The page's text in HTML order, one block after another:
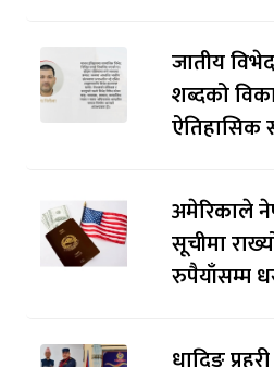
जातीय
शब्दको
ऐतिहासिक
अमेरिकाले
सूचीमा
रुपैयाँसम्म